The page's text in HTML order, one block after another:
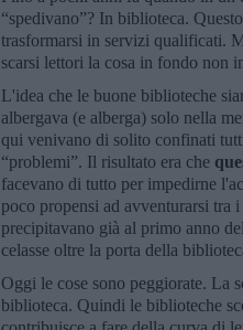
“spedivano”? In biblioteca.
trasformarsi in servizi qualificati.
scarsi lettori la cosa in fondo non
L'idea che le buone biblioteche
albergava (e alberga) solo nella
qui venivano di solito confinati
“problemi”. Il risultato era che
facevano di tutto per impedirne
poco propensi ad avventurarsi tra
precipitavano già al primo anno
celasse oltre la porta della
Oggi le cose sono peggiorate. La
biblioteca. Quindi le biblioteche